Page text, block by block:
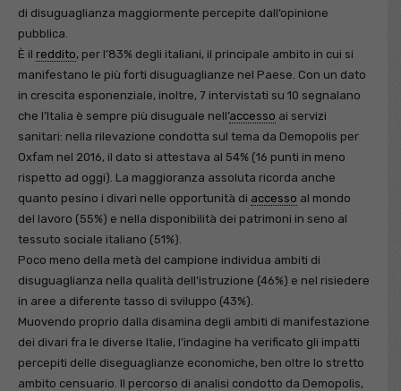
di disuguaglianza maggiormente percepite dall’opinione
pubblica.
È il reddito, per l’83% degli italiani, il principale ambito in cui si
manifestano le più forti disuguaglianze nel Paese. Con un dato
in crescita esponenziale, inoltre, 7 intervistati su 10 segnalano
che l’Italia è sempre più disuguale nell’accesso ai servizi
sanitari: nella rilevazione condotta sul tema da Demopolis per
Oxfam nel 2016, il dato si attestava al 54% (16 punti in meno
rispetto ad oggi). La maggioranza assoluta ricorda anche
quanto pesino i divari nelle opportunità di accesso al mondo
del lavoro (55%) e nella disponibilità dei patrimoni in seno al
tessuto sociale italiano (51%).
Poco meno della metà del campione individua ambiti di
disuguaglianza nella qualità dell’istruzione (46%) e nel risiedere
in aree a diferente tasso di sviluppo (43%).
Muovendo proprio dalla disamina degli ambiti di manifestazione
dei divari fra le diverse Italie, l’indagine ha verificato gli impatti
percepiti delle diseguaglianze economiche, ben oltre lo stretto
ambito censuario. Il percorso di analisi condotto da Demopolis,